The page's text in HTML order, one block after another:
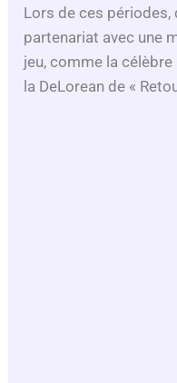
Lors de ces périodes,
partenariat avec une
jeu, comme la
la DeLorean de «